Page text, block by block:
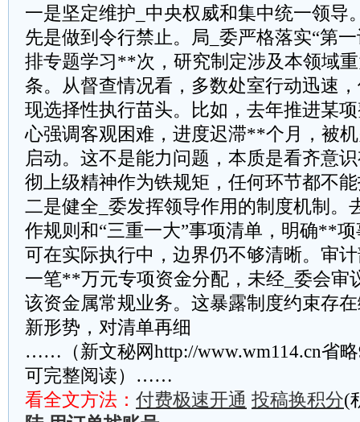
一是坚定维护_中央权威和集中统一领导
先是做到令行禁止。局_委严格落实“第
排专题学习**次，研究制定涉及本领域
条。从督查情况看，多数处室行动迅速
现选择性执行苗头。比如，去年推进某
心强调客观困难，进度迟滞**个月，被
启动。这不是能力问题，本质是看齐意
彻上级精神作为铁规矩，任何环节都不
二是健全_委发挥领导作用的制度机制。
作规则和“三重一大”事项清单，明确**
可在实际执行中，边界仍不够清晰。审
一笔**万元专项资金分配，未经_委会审
该资金属常规业务。这暴露制度约束存
新形势，对清单再细
……（新文秘网http://www.wm114.cn省
可完整阅读）……
看全文方法： 付费极速开通 投稿换积分(